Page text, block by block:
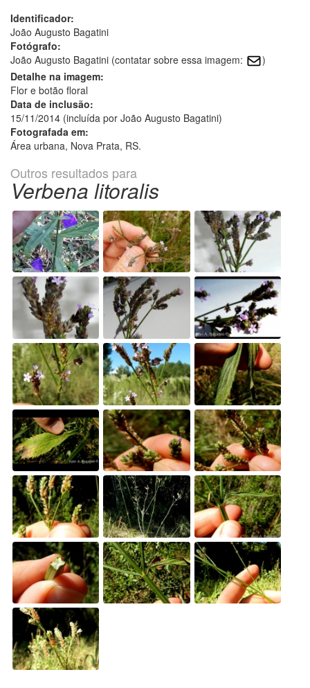
Identificador:
João Augusto Bagatini
Fotógrafo:
João Augusto Bagatini (contatar sobre essa imagem:
)
Detalhe na imagem:
Flor e botão floral
Data de inclusão:
15/11/2014 (incluída por João Augusto Bagatini)
Fotografada em:
Área urbana, Nova Prata, RS.
Outros resultados para
Verbena litoralis